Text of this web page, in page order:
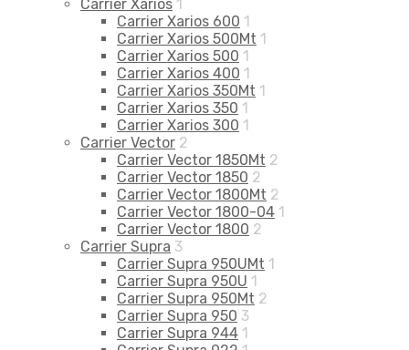
Carrier Xarios 1
Carrier Xarios 600 1
Carrier Xarios 500Mt 1
Carrier Xarios 500 1
Carrier Xarios 400 1
Carrier Xarios 350Mt 1
Carrier Xarios 350 1
Carrier Xarios 300 1
Carrier Vector 2
Carrier Vector 1850Mt 2
Carrier Vector 1850 2
Carrier Vector 1800Mt 2
Carrier Vector 1800-04 1
Carrier Vector 1800 2
Carrier Supra 3
Carrier Supra 950UMt 1
Carrier Supra 950U 1
Carrier Supra 950Mt 2
Carrier Supra 950 3
Carrier Supra 944 1